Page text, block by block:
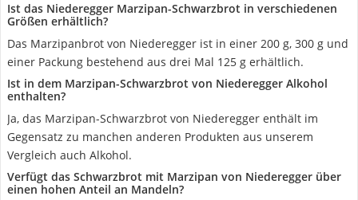
Ist das Niederegger Marzipan-Schwarzbrot in verschiedenen
Größen erhältlich?
Das Marzipanbrot von Niederegger ist in einer 200 g, 300 g und
einer Packung bestehend aus drei Mal 125 g erhältlich.
Ist in dem Marzipan-Schwarzbrot von Niederegger Alkohol
enthalten?
Ja, das Marzipan-Schwarzbrot von Niederegger enthält im
Gegensatz zu manchen anderen Produkten aus unserem
Vergleich auch Alkohol.
Verfügt das Schwarzbrot mit Marzipan von Niederegger über
einen hohen Anteil an Mandeln?